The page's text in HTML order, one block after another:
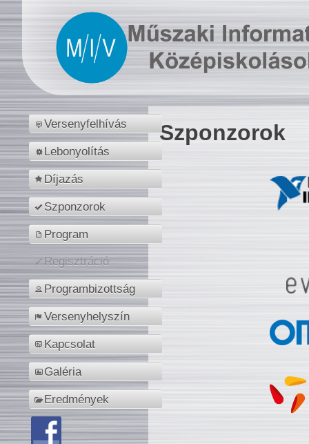
Versenyfelhívás
Lebonyolítás
Díjazás
Szponzorok
Program
Regisztráció
Programbizottság
Versenyhelyszín
Kapcsolat
Galéria
Eredmények
Szponzorok